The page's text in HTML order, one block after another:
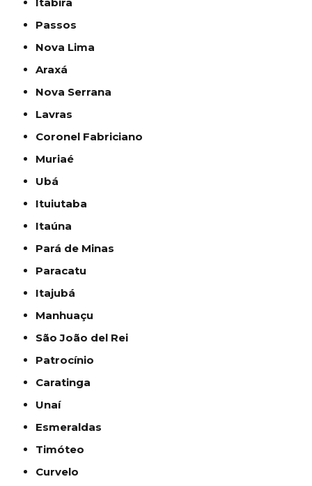
Passos
Nova Lima
Araxá
Nova Serrana
Lavras
Coronel Fabriciano
Muriaé
Ubá
Ituiutaba
Itaúna
Pará de Minas
Paracatu
Itajubá
Manhuaçu
São João del Rei
Patrocínio
Caratinga
Unaí
Esmeraldas
Timóteo
Curvelo